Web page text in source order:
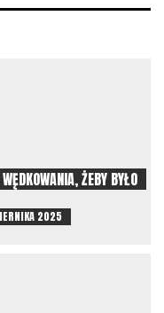
ŻEBY BYŁO
2025